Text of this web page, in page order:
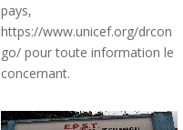
pays,
https://www.unicef.org/drcon
go/ pour toute information le
concernant.